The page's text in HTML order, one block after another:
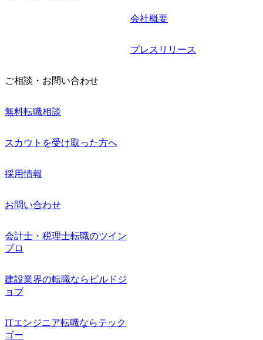
会社概要
プレスリリース
ご相談・お問い合わせ
無料転職相談
スカウトを受け取った方へ
採用情報
お問い合わせ
会計士・税理士転職のツイン
プロ
建設業界の転職ならビルドジ
ョブ
ITエンジニア転職ならテック
ゴー